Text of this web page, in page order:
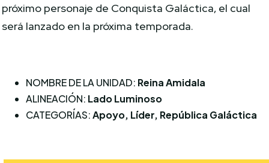
próximo personaje de Conquista Galáctica, el cual
será lanzado en la próxima temporada.
NOMBRE DE LA UNIDAD: Reina Amidala
ALINEACIÓN: Lado Luminoso
CATEGORÍAS:Apoyo, Líder, República Galáctica